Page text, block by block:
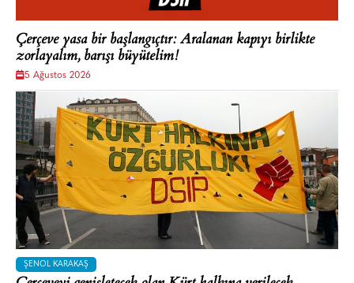
Çerçeve yasa bir başlangıçtır: Aralanan kapıyı birlikte
zorlayalım, barışı büyütelim!
5 Ağustos 2026
ŞENOL KARAKAŞ